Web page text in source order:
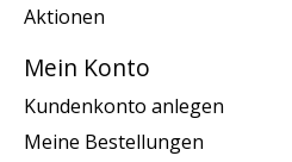
Aktionen
Mein Konto
Kundenkonto anlegen
Meine Bestellungen